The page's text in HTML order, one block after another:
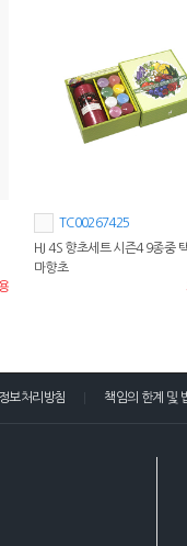
TC00267425
HJ 4S 향초세트 시즌4 9종중
마향초
보처리방침 책임의 한계 및